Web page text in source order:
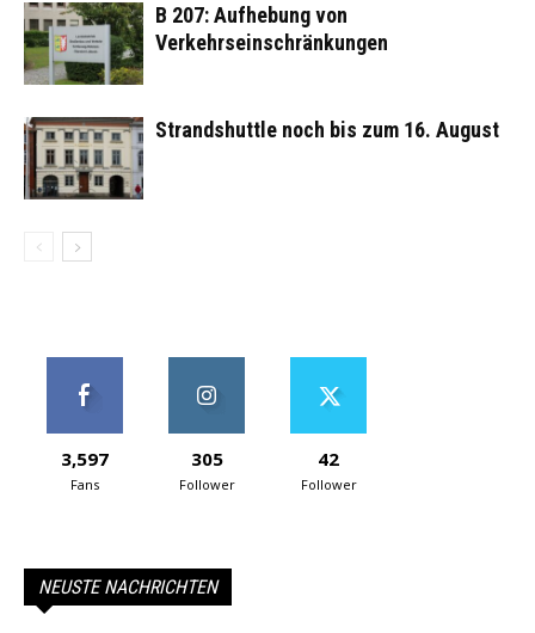
B 207: Aufhebung von
Verkehrseinschränkungen
Strandshuttle noch bis zum 16. August
3,597
Fans
305
Follower
42
Follower
NEUSTE NACHRICHTEN